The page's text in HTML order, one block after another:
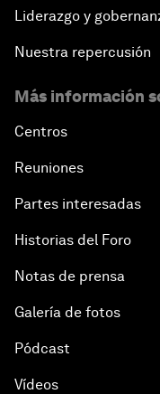
Liderazgo y
Nuestra repercusión
Más información
Centros
Reuniones
Partes interesadas
Historias del Foro
Notas de prensa
Galería de fotos
Pódcast
Vídeos